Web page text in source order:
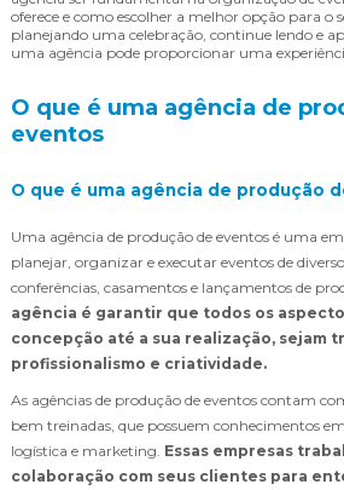
oferece e como escolher a melhor opção para o
planejando uma celebração, continue lendo e
uma agência pode proporcionar uma
O que é uma agência de
eventos
O que é uma agência de produção
Uma agência de produção de eventos é uma
planejar, organizar e executar eventos de
conferências, casamentos e lançamentos de
agência é garantir que todos os
concepção até a sua realização, sejam
profissionalismo e criatividade.
As agências de produção de eventos contam
bem treinadas, que possuem conhecimentos
logística e marketing. Essas empresas
colaboração com seus clientes para